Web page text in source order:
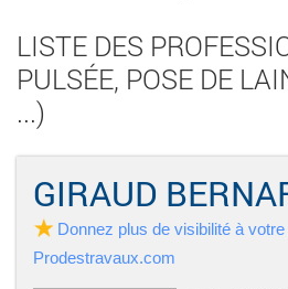
LISTE DES
PULSÉE, POSE DE
...)
GIRAUD
Donnez plus de visibilité à
Prodestravaux.com